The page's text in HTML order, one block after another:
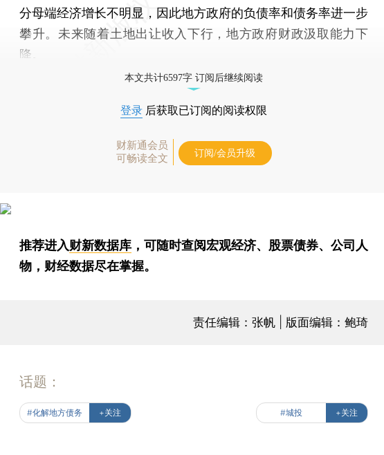
分母端经济增长不明显，因此地方政府的负债率和债务率进一步
攀升。未来随着土地出让收入下行，地方政府财政汲取能力下
降。
本文共计6597字 订阅后继续阅读
登录 后获取已订阅的阅读权限
财新通会员
可畅读全文
订阅/会员升级
推荐进入财新数据库 ，可随时查阅宏观经济、股票债券、公司人
物，财经数据尽在掌握。
责任编辑：张帆 | 版面编辑：鲍琦
话题：
#化解地方债务 +关注 #城投 +关注